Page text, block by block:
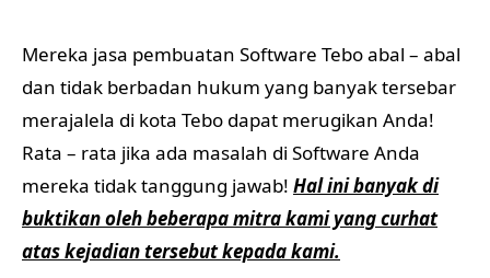
Mereka jasa pembuatan Software Tebo abal – abal
dan tidak berbadan hukum yang banyak tersebar
merajalela di kota Tebo dapat merugikan Anda!
Rata – rata jika ada masalah di Software Anda
mereka tidak tanggung jawab! Hal ini banyak di
buktikan oleh beberapa mitra kami yang curhat
atas kejadian tersebut kepada kami.